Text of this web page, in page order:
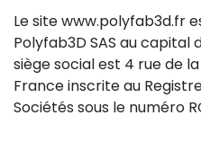
Le site www.polyfab3d.fr
Polyfab3D SAS au capital
siège social est 4 rue de la
France inscrite au
Sociétés sous le numéro